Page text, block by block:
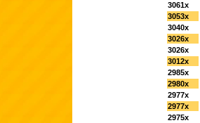
3061x
3053x
3040x
3026x
3026x
3012x
2985x
2980x
2977x
2977x
2975x